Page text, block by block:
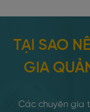
TẠI SAO
GIA
Các chuyên gia